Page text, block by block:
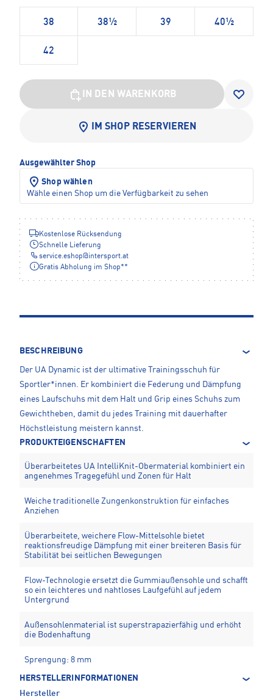
38 38½ 39 40½
42
IN DEN WARENKORB
IM SHOP RESERVIEREN
Ausgewählter Shop
Shop wählen
Wähle einen Shop um die Verfügbarkeit zu sehen
Kostenlose Rücksendung
Schnelle Lieferung
service.eshop@intersport.at
Gratis Abholung im Shop**
BESCHREIBUNG
Der UA Dynamic ist der ultimative Trainingsschuh für
Sportler*innen. Er kombiniert die Federung und Dämpfung
eines Laufschuhs mit dem Halt und Grip eines Schuhs zum
Gewichtheben, damit du jedes Training mit dauerhafter
Höchstleistung meistern kannst.
PRODUKTEIGENSCHAFTEN
Überarbeitetes UA IntelliKnit-Obermaterial kombiniert ein
angenehmes Tragegefühl und Zonen für Halt
Weiche traditionelle Zungenkonstruktion für einfaches
Anziehen
Überarbeitete, weichere Flow-Mittelsohle bietet
reaktionsfreudige Dämpfung mit einer breiteren Basis für
Stabilität bei seitlichen Bewegungen
Flow-Technologie ersetzt die Gummiaußensohle und schafft
so ein leichteres und nahtloses Laufgefühl auf jedem
Untergrund
Außensohlenmaterial ist superstrapazierfähig und erhöht
die Bodenhaftung
Sprengung: 8 mm
HERSTELLERINFORMATIONEN
Hersteller